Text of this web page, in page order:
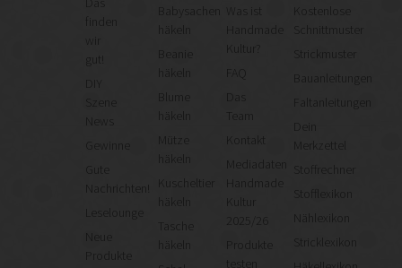
finden
gut!
News
Gute
Nachrichten!
Leselounge
Neue
Produkte
häkeln
häkeln
Mütze
häkeln
Kuscheltier
Tasche
häkeln
Was ist
Kultur?
Das
Team
Kontakt
Mediadaten
Kultur
2025/26
Produkte
testen
Kostenlose
Schnittmuster
Strickmuster
Bauanleitungen
Faltanleitungen
Merkzettel
Stoffrechner
Stofflexikon
Nählexikon
Stricklexikon